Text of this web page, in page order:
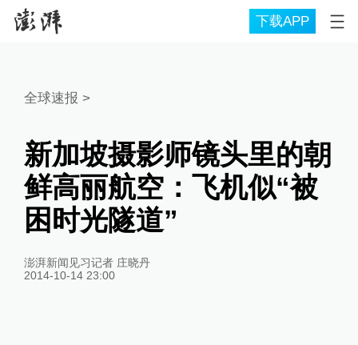
下载APP
全球速报 >
新加坡摄影师镜头里的朝
鲜高丽航空：飞机似“被
困时光隧道”
澎湃新闻见习记者 庄晓丹
2014-10-14 23:00